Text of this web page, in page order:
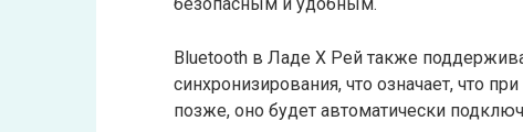
Bluetooth в Ладе Х Рей также
синхронизирования, что означает, что
позже, оно будет автоматически